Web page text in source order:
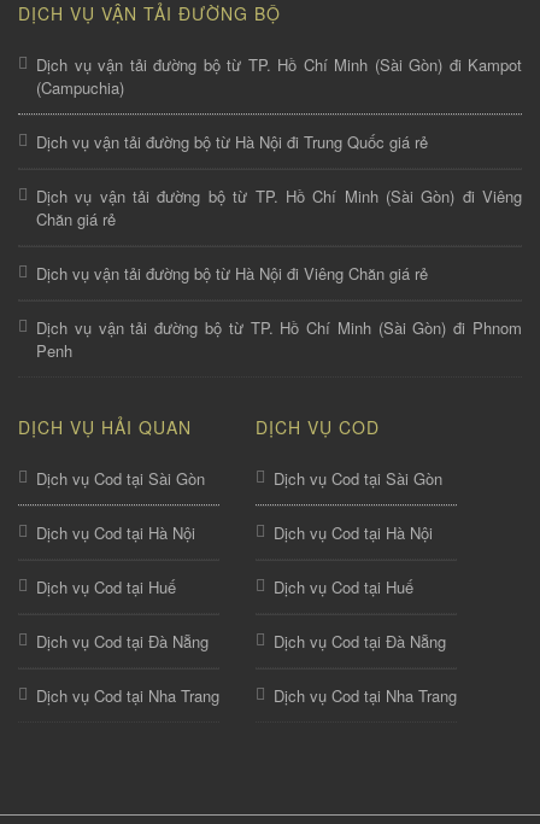
DỊCH VỤ VẬN TẢI ĐƯỜNG BỘ
Dịch vụ vận tải đường bộ từ TP. Hồ Chí Minh (Sài Gòn) đi Kampot
(Campuchia)
Dịch vụ vận tải đường bộ từ Hà Nội đi Trung Quốc giá rẻ
Dịch vụ vận tải đường bộ từ TP. Hồ Chí Minh (Sài Gòn) đi Viêng
Chăn giá rẻ
Dịch vụ vận tải đường bộ từ Hà Nội đi Viêng Chăn giá rẻ
Dịch vụ vận tải đường bộ từ TP. Hồ Chí Minh (Sài Gòn) đi Phnom
Penh
DỊCH VỤ HẢI QUAN
Dịch vụ Cod tại Sài Gòn
Dịch vụ Cod tại Hà Nội
Dịch vụ Cod tại Huế
Dịch vụ Cod tại Đà Nẵng
Dịch vụ Cod tại Nha Trang
DỊCH VỤ COD
Dịch vụ Cod tại Sài Gòn
Dịch vụ Cod tại Hà Nội
Dịch vụ Cod tại Huế
Dịch vụ Cod tại Đà Nẵng
Dịch vụ Cod tại Nha Trang